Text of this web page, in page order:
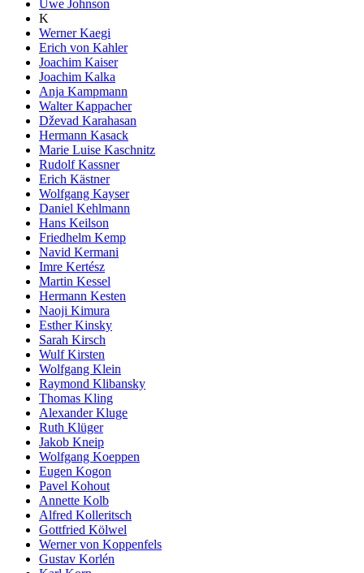
Uwe Johnson
K
Werner Kaegi
Erich von Kahler
Joachim Kaiser
Joachim Kalka
Anja Kampmann
Walter Kappacher
Dževad Karahasan
Hermann Kasack
Marie Luise Kaschnitz
Rudolf Kassner
Erich Kästner
Wolfgang Kayser
Daniel Kehlmann
Hans Keilson
Friedhelm Kemp
Navid Kermani
Imre Kertész
Martin Kessel
Hermann Kesten
Naoji Kimura
Esther Kinsky
Sarah Kirsch
Wulf Kirsten
Wolfgang Klein
Raymond Klibansky
Thomas Kling
Alexander Kluge
Ruth Klüger
Jakob Kneip
Wolfgang Koeppen
Eugen Kogon
Pavel Kohout
Annette Kolb
Alfred Kolleritsch
Gottfried Kölwel
Werner von Koppenfels
Gustav Korlén